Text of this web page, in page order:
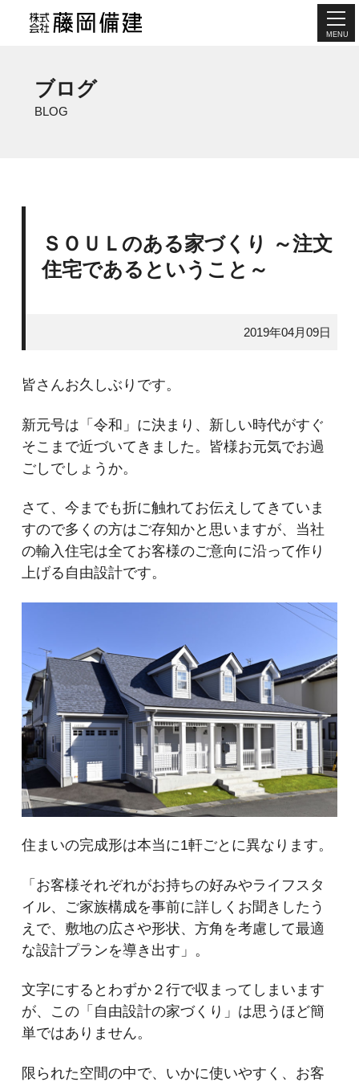
MENU
ブログ
BLOG
ＳＯＵＬのある家づくり ～注文
住宅であるということ～
2019年04月09日
皆さんお久しぶりです。
新元号は「令和」に決まり、新しい時代がすぐ
そこまで近づいてきました。皆様お元気でお過
ごしでしょうか。
さて、今までも折に触れてお伝えしてきていま
すので多くの方はご存知かと思いますが、当社
の輸入住宅は全てお客様のご意向に沿って作り
上げる自由設計です。
住まいの完成形は本当に1軒ごとに異なります。
「お客様それぞれがお持ちの好みやライフスタ
イル、ご家族構成を事前に詳しくお聞きしたう
えで、敷地の広さや形状、方角を考慮して最適
な設計プランを導き出す」。
文字にするとわずか２行で収まってしまいます
が、この「自由設計の家づくり」は思うほど簡
単ではありません。
限られた空間の中で、いかに使いやすく、お客